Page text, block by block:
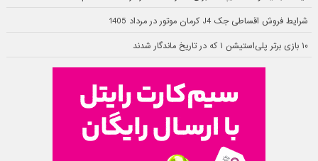
شرایط فروش اقساطی جک J4 کرمان موتور در مرداد 1405
۱۰ بازی برتر پلی‌استیشن ۱ که در تاریخ ماندگار شدند